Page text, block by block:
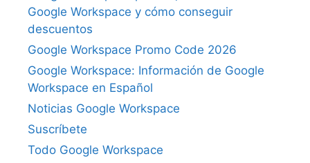
Google Workspace y cómo conseguir
descuentos
Google Workspace Promo Code 2026
Google Workspace: Información de Google
Workspace en Español
Noticias Google Workspace
Suscríbete
Todo Google Workspace